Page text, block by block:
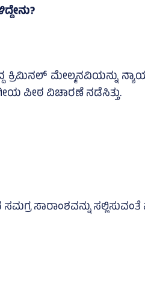
ಕ್ರಿಮಿನಲ್ ಮೇಲ್ಮನವಿಯನ್ನು
ಪೀಠ ವಿಚಾರಣೆ ನಡೆಸಿತ್ತು.
ಸಾರಾಂಶವನ್ನು